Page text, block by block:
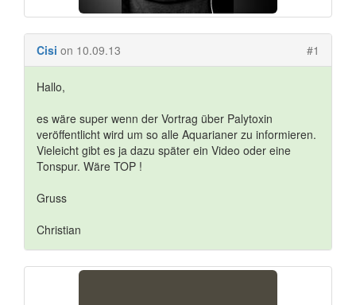
Cisi on 10.09.13 #1
Hallo,
es wäre super wenn der Vortrag über Palytoxin
veröffentlicht wird um so alle Aquarianer zu informieren.
Vieleicht gibt es ja dazu später ein Video oder eine
Tonspur. Wäre TOP !
Gruss
Christian